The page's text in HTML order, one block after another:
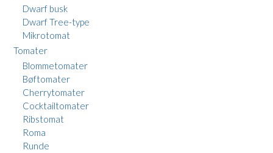
Dwarf busk
Dwarf Tree-type
Mikrotomat
Tomater
Blommetomater
Bøftomater
Cherrytomater
Cocktailtomater
Ribstomat
Roma
Runde